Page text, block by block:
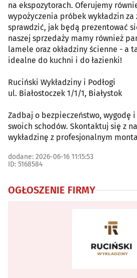
na ekspozytorach. Oferujemy
wypożyczenia próbek wykładzin
sprawdzić, jak będą prezentować
naszej sprzedaży mamy również
lamele oraz okładziny ścienne - a
idealne do kuchni i do łazienki!
Ruciński Wykładziny i Podłogi
ul. Białostoczek 1/1/1, Białystok
Zadbaj o bezpieczeństwo, wygodę
swoich schodów. Skontaktuj się z
wykładzinę z profesjonalnym
dodane: 2026-06-16 11:15:53
ID: 5168584
OGŁOSZENIE FIRMY